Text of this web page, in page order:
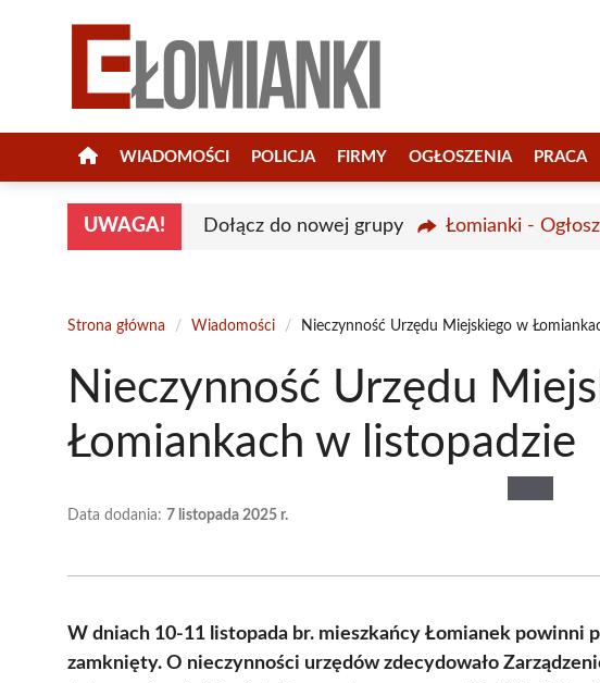
WIADOMOŚCI POLICJA FIRMY OGŁOSZENIA PRACA
UWAGA! Dołącz do nowej grupy Łomianki -
Strona główna / Wiadomości / Nieczynność Urzędu Miejskiego w
Nieczynność Urzędu
Łomiankach w listopadzie
Data dodania: 7 listopada 2025 r.
W dniach 10-11 listopada br. mieszkańcy Łomianek powinni
zamknięty. O nieczynności urzędów zdecydowało